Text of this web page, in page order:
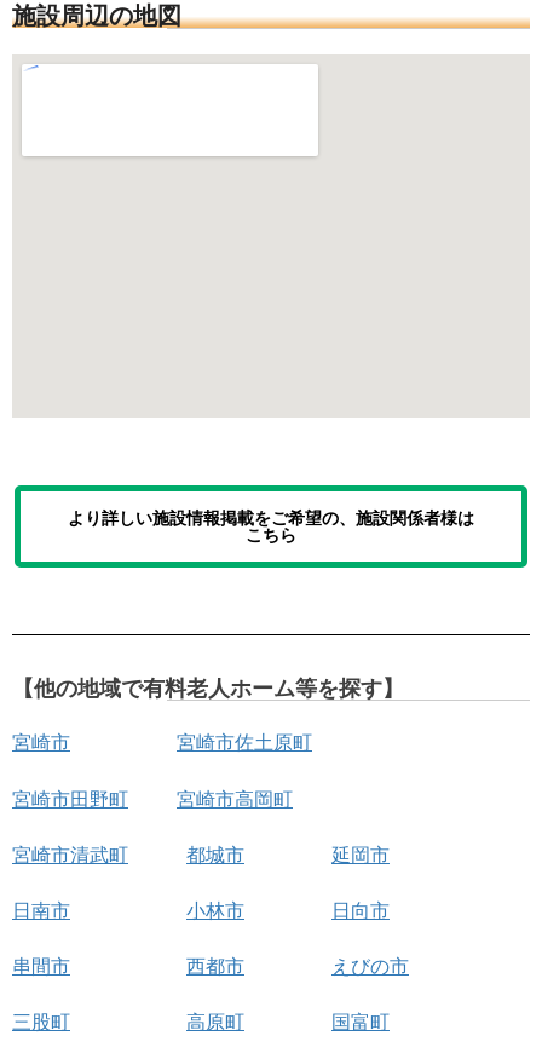
施設周辺の地図
より詳しい施設情報掲載をご希望の、施設関係者様は
こちら
【他の地域で有料老人ホーム等を探す】
宮崎市 宮崎市佐土原町
宮崎市田野町 宮崎市高岡町
宮崎市清武町 都城市 延岡市
日南市 小林市 日向市
串間市 西都市 えびの市
三股町 高原町 国富町